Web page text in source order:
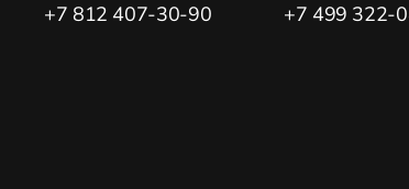
+7 812 407-30-90
+7 499 322-